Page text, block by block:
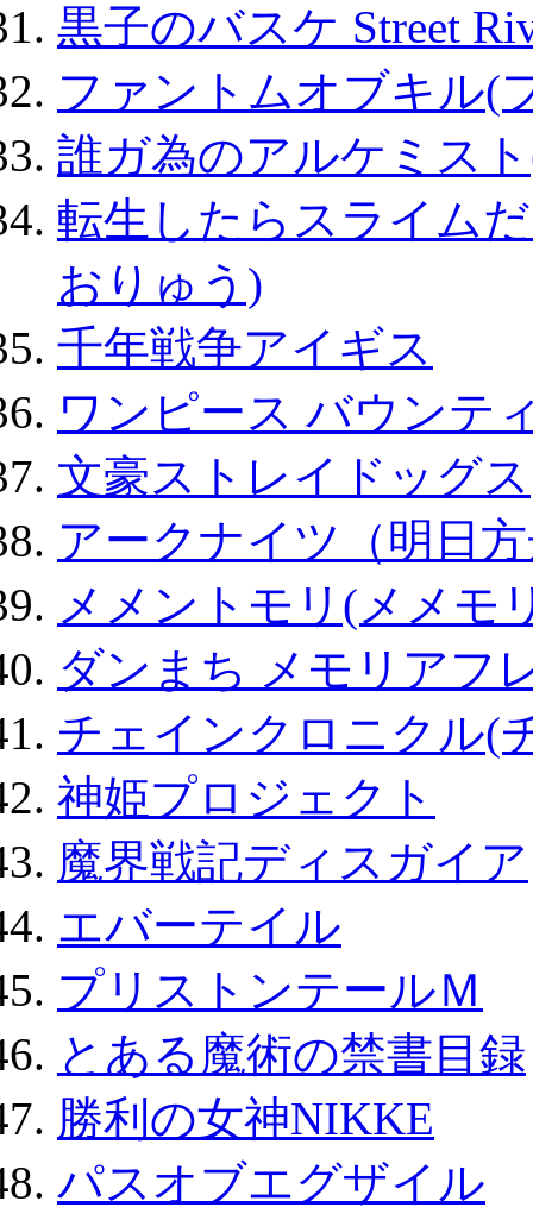
黒子のバスケ Street
ファントムオブキル(
誰ガ為のアルケミス
転生したらスライム
おりゅう)
千年戦争アイギス
ワンピース バウンテ
文豪ストレイドッグス
アークナイツ（明日
メメントモリ(メメモ
ダンまち メモリアフ
チェインクロニクル(
神姫プロジェクト
魔界戦記ディスガイア
エバーテイル
プリストンテールＭ
とある魔術の禁書目録
勝利の女神NIKKE
パスオブエグザイル